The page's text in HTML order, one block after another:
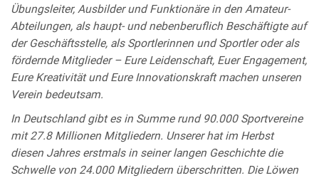
Übungsleiter, Ausbilder und Funktionäre in den Amateur-
Abteilungen, als haupt- und nebenberuflich Beschäftigte auf
der Geschäftsstelle, als Sportlerinnen und Sportler oder als
fördernde Mitglieder – Eure Leidenschaft, Euer Engagement,
Eure Kreativität und Eure Innovationskraft machen unseren
Verein bedeutsam.
In Deutschland gibt es in Summe rund 90.000 Sportvereine
mit 27.8 Millionen Mitgliedern. Unserer hat im Herbst
diesen Jahres erstmals in seiner langen Geschichte die
Schwelle von 24.000 Mitgliedern überschritten. Die Löwen